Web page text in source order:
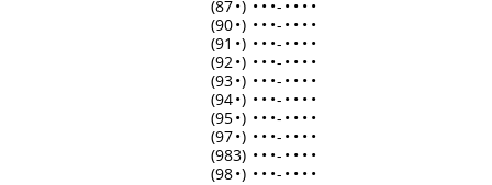
(87•) • • •- • • • •
(90•) • • •- • • • •
(91 •) • • •- • • • •
(92•) • • •- • • • •
(93•) • • •- • • • •
(94•) • • •- • • • •
(95•) • • •- • • • •
(97•) • • •- • • • •
(983) • • •- • • • •
(98•) • • •- • • • •